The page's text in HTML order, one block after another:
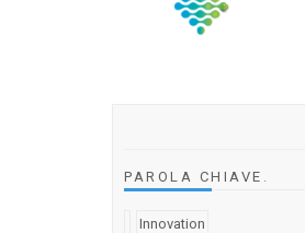
PAROLA CHIAVE .
Innovation